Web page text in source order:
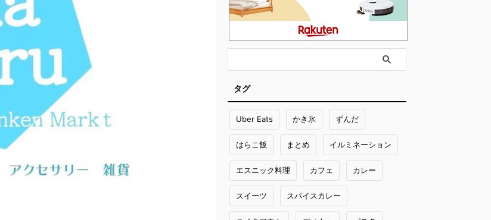
タグ
Uber Eats かき氷 ずんだ
はらこ飯 まとめ イルミネーション
エスニック料理 カフェ カレー
スイーツ スパイスカレー